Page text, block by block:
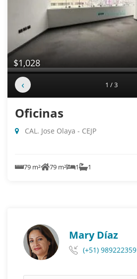
$1,028
‹ 1 / 3
Oficinas
CAL. Jose Olaya - CEJP
79 m² 79 m² 1 1
Mary Díaz
(+51) 989222359